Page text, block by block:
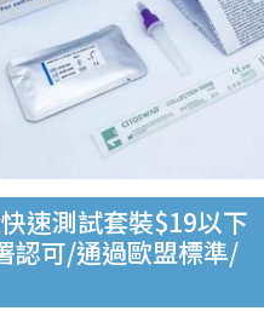
速測試套裝$19以下
認可/通過歐盟標準/